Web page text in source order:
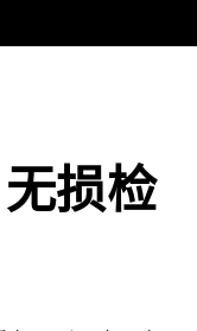
损检